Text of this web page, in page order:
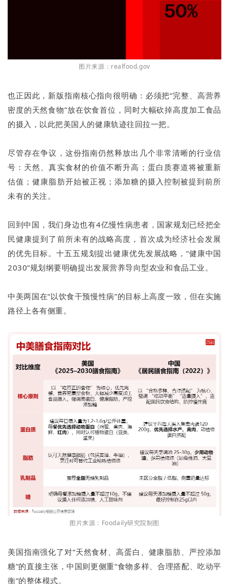
图片来源：realfood.gov
也正因此，新版指南核心指向很明确：必须把“完整、高营养
密度的天然食物”放在饮食首位，同时大幅砍掉高度加工食品
的摄入，以此把美国人的健康轨迹往回拉一把。
尽管存在争议，这份指南仍然释放出几个非常清晰的行业信
号：天然、真实食材的价值不断升高；蛋白质赛道将被重新
估值；健康脂肪开始被正视；添加糖的摄入控制被提到前所
未有的关注。
回到中国，我们身边也有4亿慢性病患者，国家规划已经把全
民健康提到了前所未有的战略高度，首次成为经济社会发展
的优先目标。十五五规划提出健康优先发展战略，“健康中国
2030”规划纲要明确提出发展营养导向型农业和食品工业。
中美两国在“以饮食干预慢性病”的目标上高度一致，但在实施
路径上各有侧重。
图片来源：Foodaily研究院制图
美国指南强化了对“天然食材、高蛋白、健康脂肪、严控添加
糖”的直接主张，中国则更侧重“食物多样、合理搭配、吃动平
衡”的整体模式。